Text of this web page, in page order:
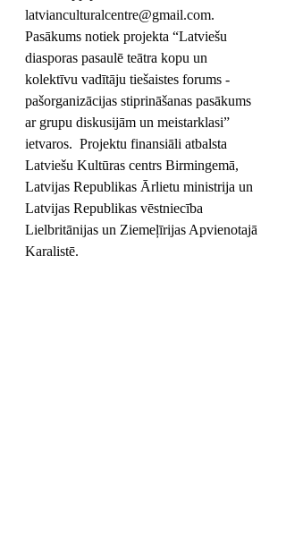
latvianculturalcentre@gmail.com.
Pasākums notiek projekta “Latviešu
diasporas pasaulē teātra kopu un
kolektīvu vadītāju tiešaistes forums -
pašorganizācijas stiprināšanas pasākums
ar grupu diskusijām un meistarklasi”
ietvaros.  Projektu finansiāli atbalsta
Latviešu Kultūras centrs Birmingemā,
Latvijas Republikas Ārlietu ministrija un
Latvijas Republikas vēstniecība
Lielbritānijas un Ziemeļīrijas Apvienotajā
Karalistē.